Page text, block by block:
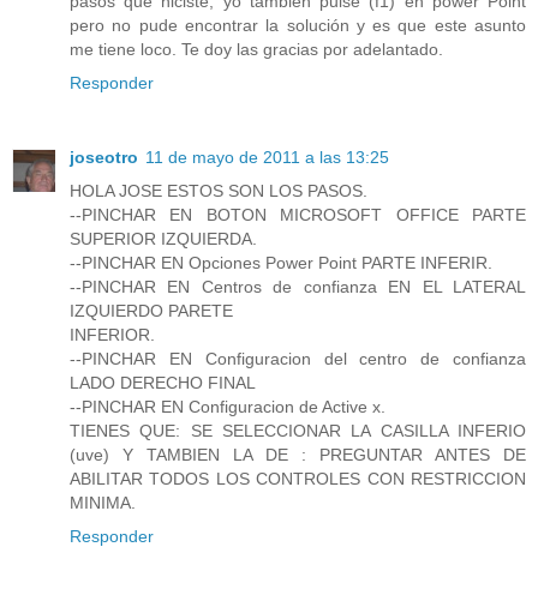
pero no pude encontrar la solución y es que este asunto
me tiene loco. Te doy las gracias por adelantado.
Responder
joseotro 11 de mayo de 2011 a las 13:25
HOLA JOSE ESTOS SON LOS PASOS.
--PINCHAR EN BOTON MICROSOFT OFFICE PARTE
SUPERIOR IZQUIERDA.
--PINCHAR EN Opciones Power Point PARTE INFERIR.
--PINCHAR EN Centros de confianza EN EL LATERAL
IZQUIERDO PARETE
INFERIOR.
--PINCHAR EN Configuracion del centro de confianza
LADO DERECHO FINAL
--PINCHAR EN Configuracion de Active x.
TIENES QUE: SE SELECCIONAR LA CASILLA INFERIO
(uve) Y TAMBIEN LA DE : PREGUNTAR ANTES DE
ABILITAR TODOS LOS CONTROLES CON RESTRICCION
MINIMA.
Responder